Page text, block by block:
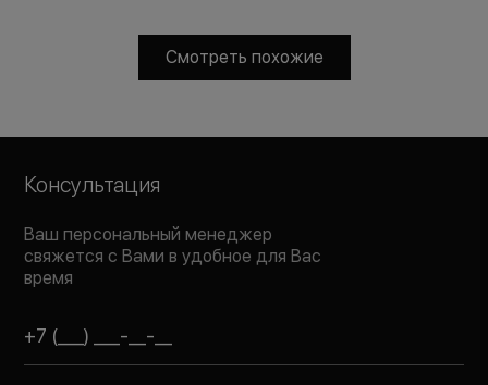
Смотреть похожие
Консультация
Ваш персональный менеджер
свяжется с Вами в удобное для Вас
время